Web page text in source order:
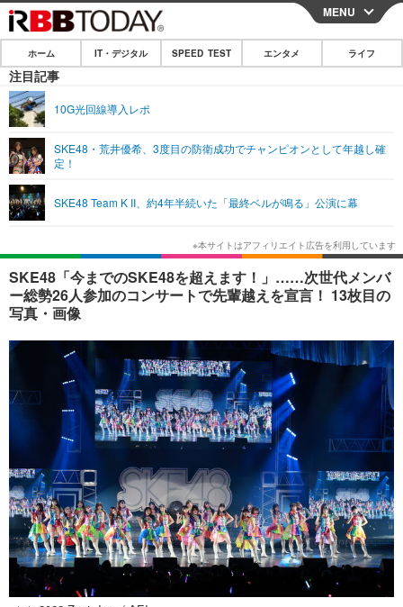
CLOSE
ホーム
IT・デジタル
ショッピング その他
SPEED TEST
エンタメ
エンタメTOP 映画・ドラマ
韓国・芸能
音楽 スポーツ
グラビア
ショッピング その他
ライフ
ライフTOP グルメ
ペット ショッピング
リリース一覧
プッシュ通知の停止方法
MENU
ホーム IT・デジタル SPEED TEST エンタメ ライフ
注目記事
10G光回線導入レポ
SKE48・荒井優希、3度目の防衛成功でチャンピオンとして年越し確
定！
SKE48 Team K II、約4年半続いた「最終ベルが鳴る」公演に幕
SKE48「今までのSKE48を超えます！」……次世代メンバ
ー総勢26人参加のコンサートで先輩越えを宣言！ 13枚目の
写真・画像